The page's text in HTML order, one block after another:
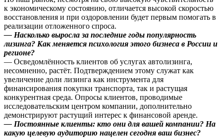
к экономическому состоянию, отличается высокой скоростью
восстановления и при оздоровлении будет первым помогать в
реализации отложенного спроса.
— Насколько выросла за последние годы популярность
лизинга? Как меняется психология этого бизнеса в России и
регионе?
— Осведомлённость клиентов об услугах автолизинга,
несомненно, растёт. Подтверждением этому служат как
увеличение доли лизинга как инструмента для
финансирования покупки транспорта, так и растущая
конкурентная среда. Опросы клиентов, проводимые
исследовательским центром компании, дополнительно
демонстрируют растущий интерес к финансовой аренде.
— Постоянные клиенты: кто они для вашей компании? На
какую целевую аудиторию нацелен сегодня ваш бизнес?